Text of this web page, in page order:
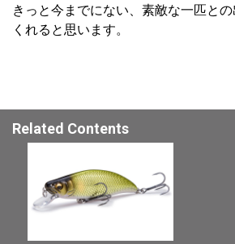
きっと今までにない、素敵な一匹と
くれると思います。
Related Contents